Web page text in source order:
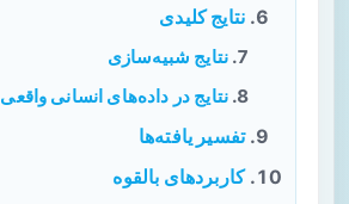
نتایج کلیدی
نتایج شبیه‌سازی
نتایج در داده‌های انسانی واقعی
تفسیر یافته‌ها
کاربردهای بالقوه